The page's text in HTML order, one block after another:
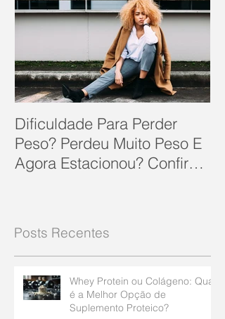
Dificuldade Para Perder
Peso? Perdeu Muito Peso E
Agora Estacionou? Confira
Posts Recentes
Whey Protein ou Colágeno: Qual
é a Melhor Opção de
Suplemento Proteico?